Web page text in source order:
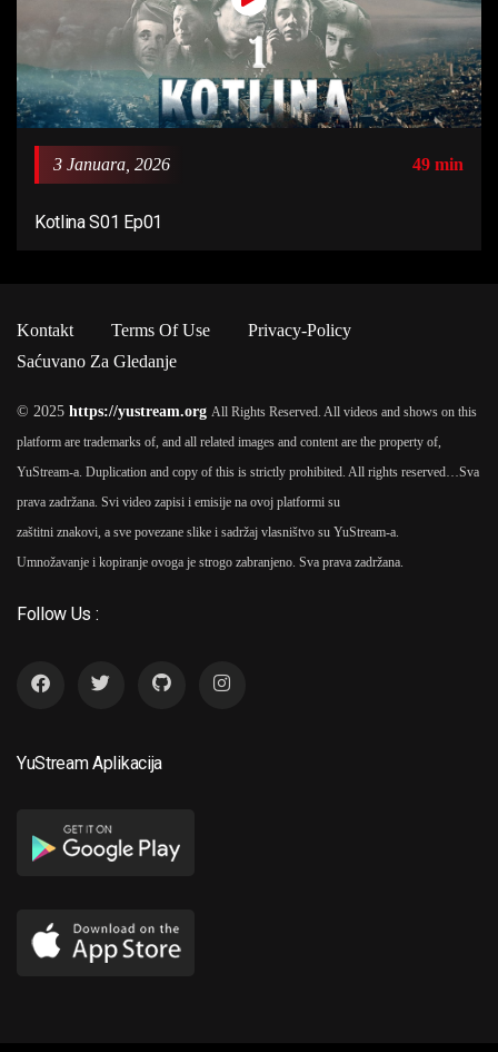
3 Januara, 2026 49 min
Kotlina S01 Ep01
Kontakt Terms Of Use
Privacy-Policy
Saćuvano Za Gledanje
© 2025 https://yustream.org All Rights Reserved. All videos and shows on this
platform are trademarks of, and all related images and content are the property of,
YuStream-a. Duplication and copy of this is strictly prohibited. All rights reserved…Sva
prava zadržana. Svi video zapisi i emisije na ovoj platformi su
zaštitni znakovi, a sve povezane slike i sadržaj vlasništvo su YuStream-a.
Umnožavanje i kopiranje ovoga je strogo zabranjeno. Sva prava zadržana.
Follow Us :
YuStream Aplikacija